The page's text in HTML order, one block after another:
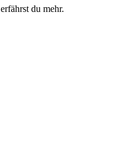
erfährst du mehr.